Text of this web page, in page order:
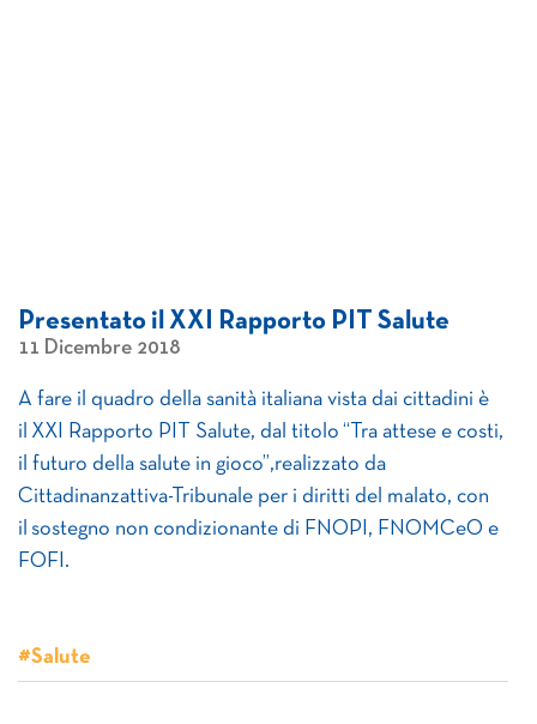
Presentato il XXI Rapporto PIT Salute
11 Dicembre 2018
A fare il quadro della sanità italiana vista dai cittadini è
il XXI Rapporto PIT Salute, dal titolo “Tra attese e costi,
il futuro della salute in gioco”,realizzato da
Cittadinanzattiva-Tribunale per i diritti del malato, con
il sostegno non condizionante di FNOPI, FNOMCeO e
FOFI.
#Salute